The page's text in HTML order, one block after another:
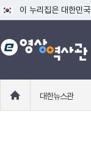
이 누리집은 대한민
공식 누리집 주소 확
go.kr 주소를 사용하
로
대한뉴스관